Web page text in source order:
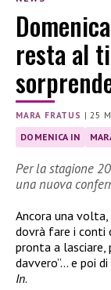
resta al
MARA FRATUS |25
DOMENICA IN
Per la stagione
una nuova
Ancora una
dovrà fare i conti
pronta a lasciare,
davvero”… e poi
In.